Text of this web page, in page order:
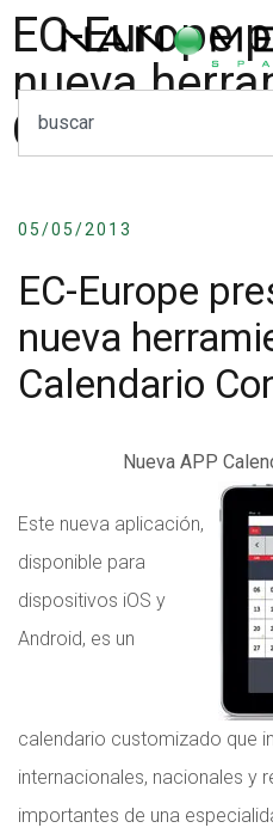
EC-Europe
nueva
Calendario
05/05/2013
EC-Europe
nueva
Calendario
Nueva APP
Este nueva aplicación,
disponible para
dispositivos iOS y
Android, es un
calendario customizado que
internacionales, nacionales y
importantes de una